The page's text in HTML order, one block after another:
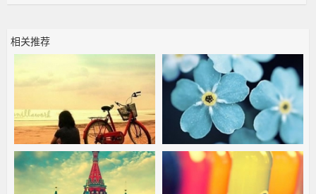
相关推荐
真假“国家一级文物”_-日
本-手稿-
周文翰：挣得多，活得久
_-平均寿命-保